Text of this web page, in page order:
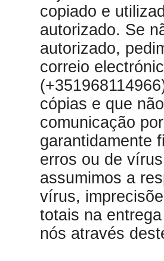
copiado e
autorizado. Se
autorizado,
correio
cópias e que
comunicação
garantidamente
erros ou de
assumimos a
vírus,
totais na
nós através